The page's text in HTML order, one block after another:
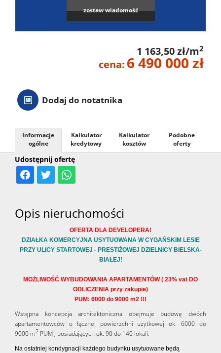
zostaw wiadomość
1 163,50 zł/m2
cena: 6 490 000 zł
Dodaj do notatnika
Udostępnij ofertę
Informacje
ogólne
Kalkulator
kredytowy
Kalkulator
kosztów
Podobne
oferty
Opis nieruchomości
OFERTA DLA DEVELOPERA!
DZIAŁKA KOMERCYJNA USYTUOWANA W CYGAŃSKIM LESIE
PRZY ULICY STARTOWEJ - PRESTIŻOWEJ DZIELNICY BIELSKA-
BIAŁEJ!
MOŻLIWOŚĆ WYBUDOWANIA APARTAMENTÓW ( 23% vat DO
ODLICZENIA przy zakupie)
PUM: 6000 do 9000 m2 !!!
Wstępna koncepcja architektoniczna obejmuje budowę dwóch
apartamentowców o łącznej powierzchni użytkowej ok. 6000 do
9000 m2 PUM , posiadających ok. 90 do 140 lokali.
Na ostatniej kondygnacji każdego budynku usytuowane będą